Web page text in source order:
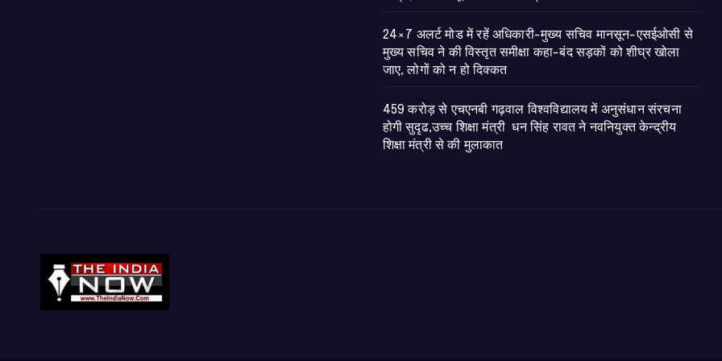
24×7 अलर्ट मोड में रहें अधिकारी-मुख्य सचिव मानसून-एसईओसी से
मुख्य सचिव ने की विस्तृत समीक्षा कहा-बंद सड़कों को शीघ्र खोला
जाए, लोगों को न हो दिक्कत
459 करोड़ से एचएनबी गढ़वाल विश्वविद्यालय में अनुसंधान संरचना
होगी सुदृढ,उच्च शिक्षा मंत्री धन सिंह रावत ने नवनियुक्त केन्द्रीय
शिक्षा मंत्री से की मुलाकात